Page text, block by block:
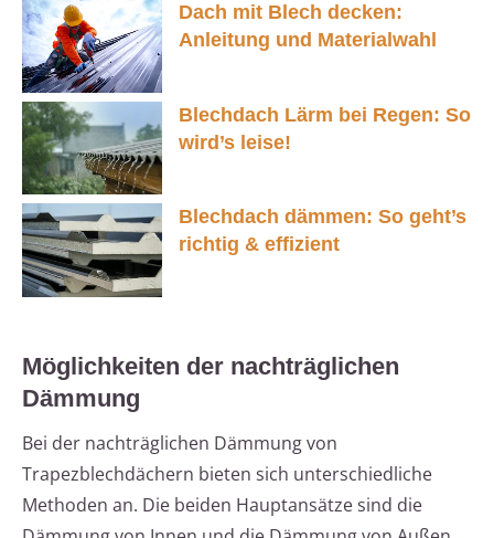
Dach mit Blech decken:
Anleitung und Materialwahl
Blechdach Lärm bei Regen: So
wird’s leise!
Blechdach dämmen: So geht’s
richtig & effizient
Möglichkeiten der nachträglichen
Dämmung
Bei der nachträglichen Dämmung von
Trapezblechdächern bieten sich unterschiedliche
Methoden an. Die beiden Hauptansätze sind die